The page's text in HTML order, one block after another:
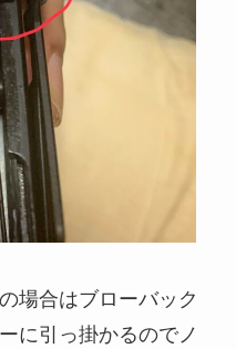
場合はブローバック
に引っ掛かるのでノ